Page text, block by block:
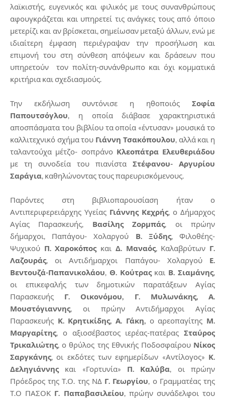
λαϊκιστής, ευγενικός και φιλικός με τους συνανθρώπους
αφουγκράζεται και υπηρετεί τις ανάγκες τους από όποιο
μετερίζι και αν βρίσκεται, σημείωσαν μεταξύ άλλων, ενώ με
ιδιαίτερη έμφαση περιέγραψαν την προσήλωση και
επιμονή του στη σύνθεση απόψεων και δράσεων που
υπηρετούν τον πολίτη-συνάνθρωπο και όχι κομματικά
κριτήρια και σχεδιασμούς.
Την εκδήλωση συντόνισε η ηθοποιός Σοφία
Παπουτσόγλου, η οποία διάβασε χαρακτηριστικά
αποσπάσματα του βιβλίου τα οποία «έντυσαν» μουσικά το
καλλιτεχνικό σχήμα του Γιάννη Τσακόπουλου, αλλά και η
ταλαντούχα μέτζο- σοπράνο Κλεοπάτρα Ελευθεριάδου
με τη συνοδεία του πιανίστα Στέφανου- Αργυρίου
Σαράγια, καθηλώνοντας τους παρευρισκόμενους.
Παρόντες στη βιβλιοπαρουσίαση ήταν ο
Αντιπεριφερειάρχης Υγείας Γιάννης Κεχρής, ο Δήμαρχος
Αγίας Παρασκευής, Βασίλης Ζορμπάς, οι πρώην
δήμαρχοι, Παπάγου- Χολαργού Β. Ξύδης, Φιλοθέης-
Ψυχικού Π. Χαροκόπος και Δ. Μαναός, Καλαβρύτων Γ.
Λαζουράς, οι Αντιδήμαρχοι Παπάγου- Χολαργού Ε.
Βεντουζά-Παπανικολάου, Θ. Κούτραςκαι Β. Σιαμάνης,
οι επικεφαλής των δημοτικών παρατάξεων Αγίας
Παρασκευής Γ. Οικονόμου, Γ. Μυλωνάκης, Α.
Μουστόγιαννης, οι πρώην Αντιδήμαρχοι Αγίας
Παρασκευής Κ. Κρητικίδης, Α. Γάκη,ο αρεοπαγίτης Μ.
Μαργαρίτης, ο αξιοσέβαστος ιερέας-πατέρας Σταύρος
Τρικαλιώτης, ο θρύλος της Εθνικής Ποδοσφαίρου Νίκος
Σαργκάνης, οι εκδότες των εφημερίδων «Αντίλογος» Κ.
Δεληγιάννης και «Γορτυνία» Π. Καλύβα, οι πρώην
Πρόεδρος της Τ.Ο. της ΝΔΓ. Γεωργίου, ο Γραμματέας της
Τ.Ο ΠΑΣΟΚ Γ. Παπαβασιλείου, πρώην συνάδελφοι του